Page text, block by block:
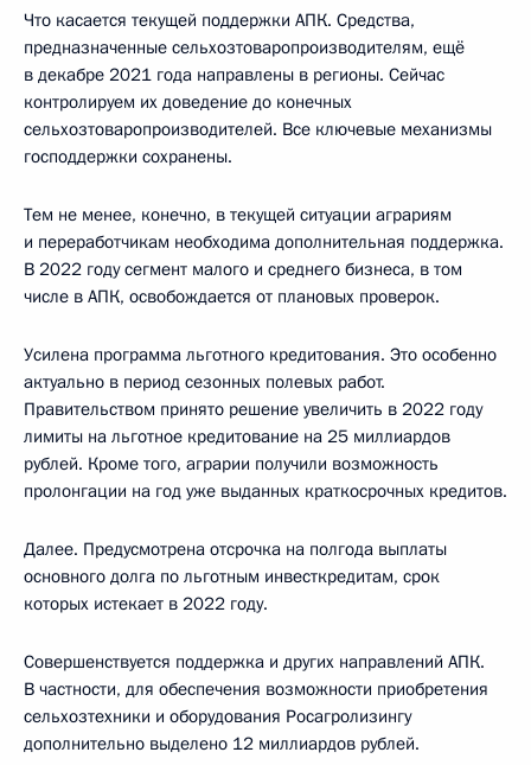
Что касается текущей поддержки АПК. Средства,
предназначенные сельхозтоваропроизводителям, ещё
в декабре 2021 года направлены в регионы. Сейчас
контролируем их доведение до конечных
сельхозтоваропроизводителей. Все ключевые механизмы
господдержки сохранены.
Тем не менее, конечно, в текущей ситуации аграриям
и переработчикам необходима дополнительная поддержка.
В 2022 году сегмент малого и среднего бизнеса, в том
числе в АПК, освобождается от плановых проверок.
Усилена программа льготного кредитования. Это особенно
актуально в период сезонных полевых работ.
Правительством принято решение увеличить в 2022 году
лимиты на льготное кредитование на 25 миллиардов
рублей. Кроме того, аграрии получили возможность
пролонгации на год уже выданных краткосрочных кредитов.
Далее. Предусмотрена отсрочка на полгода выплаты
основного долга по льготным инвесткредитам, срок
которых истекает в 2022 году.
Совершенствуется поддержка и других направлений АПК.
В частности, для обеспечения возможности приобретения
сельхозтехники и оборудования Росагролизингу
дополнительно выделено 12 миллиардов рублей.